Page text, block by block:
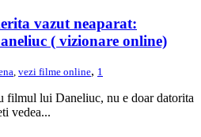
vazut neaparat:
( vizionare online)
, vezi filme online, 1
filmul lui Daneliuc, nu e doar datorita
vedea...